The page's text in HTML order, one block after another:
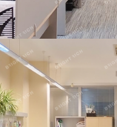
с
*
комментарий: